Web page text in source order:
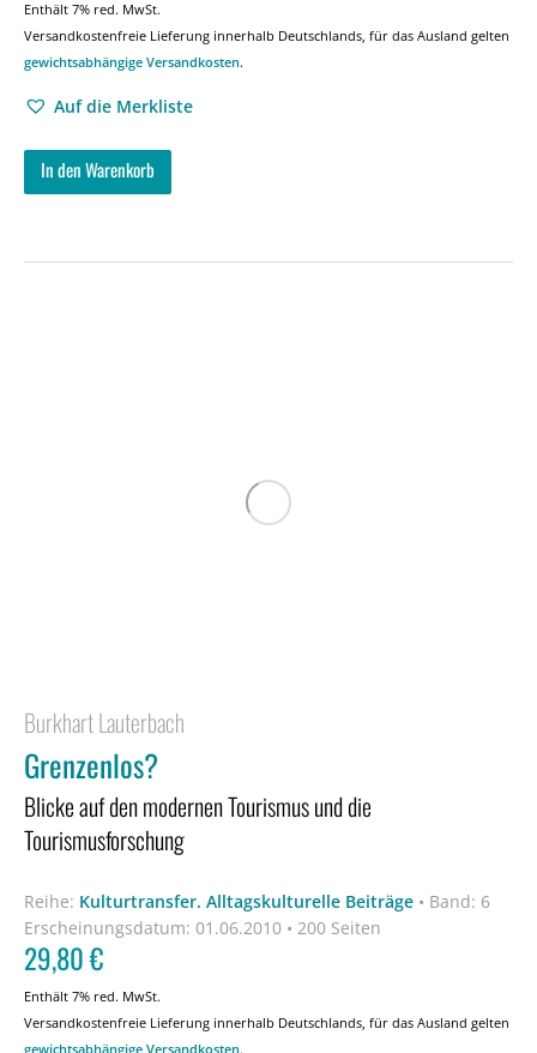
Enthält 7% red. MwSt.
Versandkostenfreie Lieferung innerhalb Deutschlands, für das Ausland gelten
gewichtsabhängige Versandkosten.
Auf die Merkliste
In den Warenkorb
Burkhart Lauterbach
Grenzenlos?
Blicke auf den modernen Tourismus und die
Tourismusforschung
Reihe: Kulturtransfer. Alltagskulturelle Beiträge • Band: 6
Erscheinungsdatum: 01.06.2010 • 200 Seiten
29,80€
Enthält 7% red. MwSt.
Versandkostenfreie Lieferung innerhalb Deutschlands, für das Ausland gelten
gewichtsabhängige Versandkosten.